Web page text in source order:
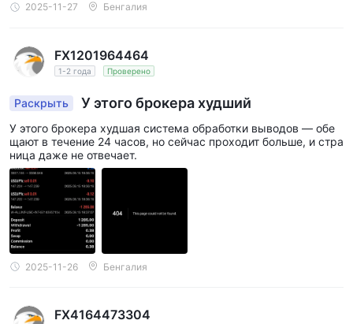
2025-11-27 Бенгалия
FX1201964464
1-2 года Проверено
Раскрыть У этого брокера худший
У этого брокера худшая система обработки выводов — обе
щают в течение 24 часов, но сейчас проходит больше, и стра
ница даже не отвечает.
2025-11-26 Бенгалия
FX4164473304